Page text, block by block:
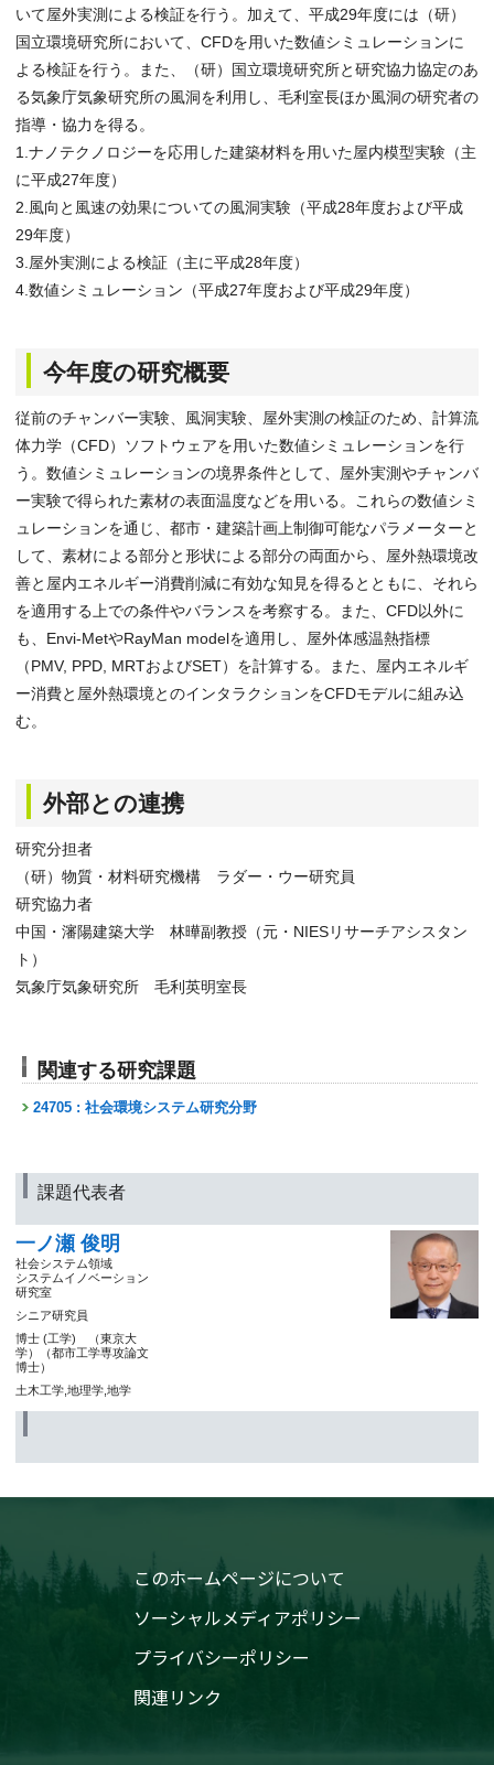
いて屋外実測による検証を行う。加えて、平成29年度には（研）
国立環境研究所において、CFDを用いた数値シミュレーションに
よる検証を行う。また、（研）国立環境研究所と研究協力協定のあ
る気象庁気象研究所の風洞を利用し、毛利室長ほか風洞の研究者の
指導・協力を得る。
1.ナノテクノロジーを応用した建築材料を用いた屋内模型実験（主
に平成27年度）
2.風向と風速の効果についての風洞実験（平成28年度および平成
29年度）
3.屋外実測による検証（主に平成28年度）
4.数値シミュレーション（平成27年度および平成29年度）
今年度の研究概要
従前のチャンバー実験、風洞実験、屋外実測の検証のため、計算流
体力学（CFD）ソフトウェアを用いた数値シミュレーションを行
う。数値シミュレーションの境界条件として、屋外実測やチャンバ
ー実験で得られた素材の表面温度などを用いる。これらの数値シミ
ュレーションを通じ、都市・建築計画上制御可能なパラメーターと
して、素材による部分と形状による部分の両面から、屋外熱環境改
善と屋内エネルギー消費削減に有効な知見を得るとともに、それら
を適用する上での条件やバランスを考察する。また、CFD以外に
も、Envi-MetやRayMan modelを適用し、屋外体感温熱指標
（PMV, PPD, MRTおよびSET）を計算する。また、屋内エネルギ
ー消費と屋外熱環境とのインタラクションをCFDモデルに組み込
む。
外部との連携
研究分担者
（研）物質・材料研究機構 ラダー・ウー研究員
研究協力者
中国・瀋陽建築大学 林曄副教授（元・NIESリサーチアシスタン
ト）
気象庁気象研究所 毛利英明室長
関連する研究課題
24705 : 社会環境システム研究分野
課題代表者
一ノ瀬 俊明
社会システム領域
システムイノベーション
研究室
シニア研究員
博士 (工学) （東京大
学）（都市工学専攻論文
博士）
土木工学,地理学,地学
このホームページについて
ソーシャルメディアポリシー
プライバシーポリシー
関連リンク